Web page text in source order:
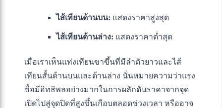
ไส้เทียนด้านบน: แสดงราคาสูงสุด
ไส้เทียนด้านล่าง: แสดงราคาต่ำสุด
เมื่อเราเห็นแท่งเทียนขาขึ้นที่มีลำตัวยาวและไส้
เทียนสั้นด้านบนและด้านล่าง นั่นหมายความว่าแรง
ซื้อมีอิทธิพลอย่างมากในการผลักดันราคาจากจุด
เปิดไปสู่จุดปิดที่สูงขึ้นเกือบตลอดช่วงเวลา หรืออาจ